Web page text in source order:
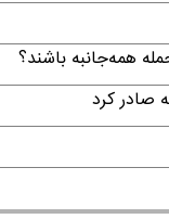
همه‌جانبه باشند؟